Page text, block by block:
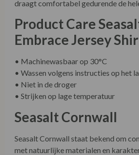
draagt comfortabel gedurende de
Product Care
Embrace Jersey
• Machinewasbaar op 30°C
• Wassen volgens instructies op het
• Niet in de droger
• Strijken op lage temperatuur
Seasalt Cornwall
Seasalt Cornwall staat bekend om
met natuurlijke materialen en